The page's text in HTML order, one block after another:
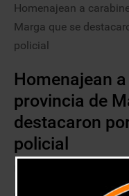
Homenajean a
Marga que se
policial
Homenajean
provincia de
destacaron
policial